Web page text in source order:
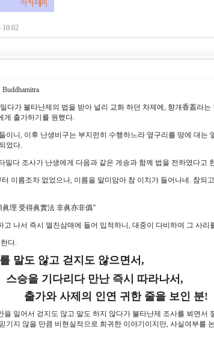
10:02
다가 불타난제의 법을 받아 널리 교화 하던 차제에, 향개香蓋라
게 출가하기를 원했다.
이니, 이후 난생비구는 부지런히 수행하느라 옆구리를 땅에 대는
었다.
밀다 조사가 난생에게 다음과 같은 게송과 함께 법을 전하였다고
이름조차 없었으나, 이름을 말미암아 참 이치가 들어나네. 참되
理 受得眞實法 非眞亦非僞”
고 나서 즉시 멸진삼매에 들어 입적하니, 대중이 다비하여 그 사
다.
말도 않고 걷지도 않으면서,
다리다 만난 즉시 따라나서,
제의 인연 귀한 줄을 보인 분!
을 일어서 걷지도 않고 말도 하지 않다가 불타난제 조사를 뵈면서
기지 않을 만큼 비현실적으로 희귀한 이야기이지만, 사실여부를